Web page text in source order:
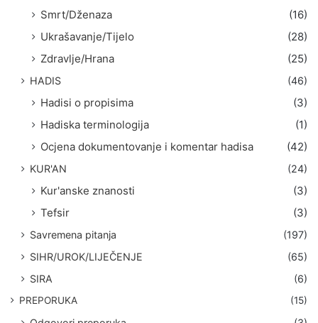
Smrt/Dženaza
(16)
Ukrašavanje/Tijelo
(28)
Zdravlje/Hrana
(25)
HADIS (46)
Hadisi o propisima
(3)
Hadiska terminologija
(1)
Ocjena dokumentovanje i komentar hadisa
(42)
KUR'AN (24)
Kur'anske znanosti
(3)
Tefsir
(3)
Savremena pitanja
(197)
SIHR/UROK/LIJEČENJE
(65)
SIRA
(6)
PREPORUKA (15)